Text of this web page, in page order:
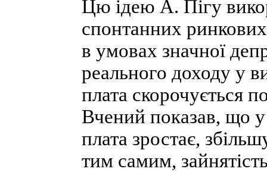
Цю ідею А. Пігу
спонтанних ринкових
в умовах значної
реального доходу у
плата скорочується
Вчений показав, що у
плата зростає,
тим самим,